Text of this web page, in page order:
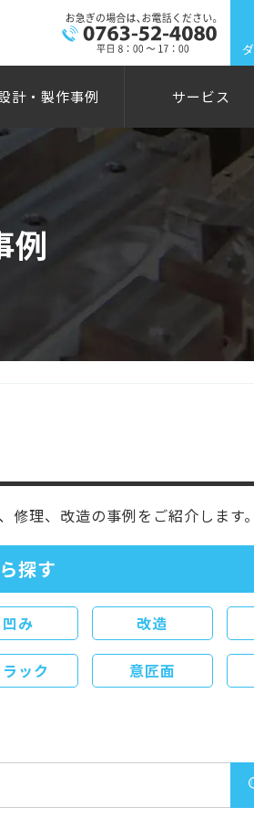
計・製作事例 サービス
例
修理、改造の事例を ご紹介します。
探す
凹み 改造
ック 意匠面